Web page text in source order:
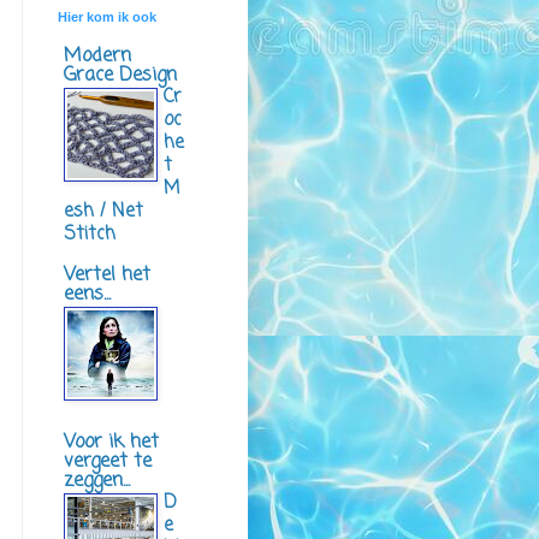
Hier kom ik ook
Modern
Grace Design
Cr
oc
he
t
M
esh / Net
Stitch
Vertel het
eens...
Voor ik het
vergeet te
zeggen...
D
e